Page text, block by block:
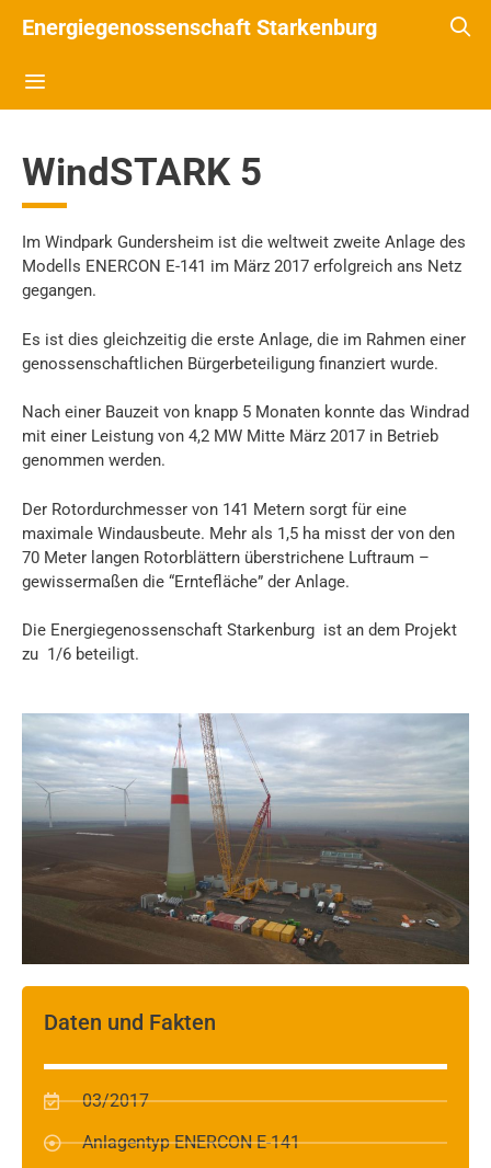
Energiegenossenschaft Starkenburg
WindSTARK 5
Im Windpark Gundersheim ist die weltweit zweite Anlage des
Modells ENERCON E-141 im März 2017 erfolgreich ans Netz
gegangen.
Es ist dies gleichzeitig die erste Anlage, die im Rahmen einer
genossenschaftlichen Bürgerbeteiligung finanziert wurde.
Nach einer Bauzeit von knapp 5 Monaten konnte das Windrad
mit einer Leistung von 4,2 MW Mitte März 2017 in Betrieb
genommen werden.
Der Rotordurchmesser von 141 Metern sorgt für eine
maximale Windausbeute. Mehr als 1,5 ha misst der von den
70 Meter langen Rotorblättern überstrichene Luftraum –
gewissermaßen die “Erntefläche” der Anlage.
Die Energiegenossenschaft Starkenburg ist an dem Projekt
zu 1/6 beteiligt.
Daten und Fakten
03/2017
Anlagentyp ENERCON E-141